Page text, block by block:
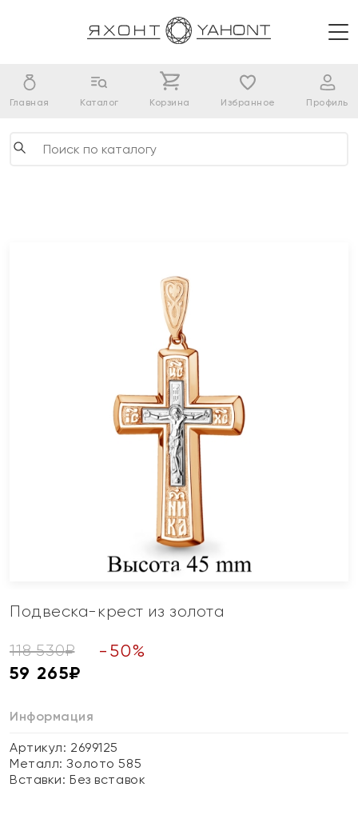
Главная Каталог Корзина Избранное Профиль
Подвеска-крест из золота
118 530₽ - 50%
59 265₽
Информация
Артикул: 2699125
Металл:Золото 585
Вставки:Без вставок